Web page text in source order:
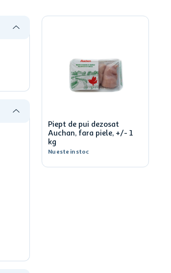
Piept de pui dezosat
Auchan, fara piele, +/- 1
kg
Nu este in stoc